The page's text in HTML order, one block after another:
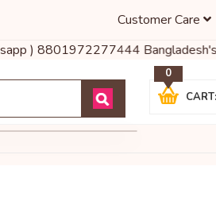
Customer Care
) 8801972277444
0